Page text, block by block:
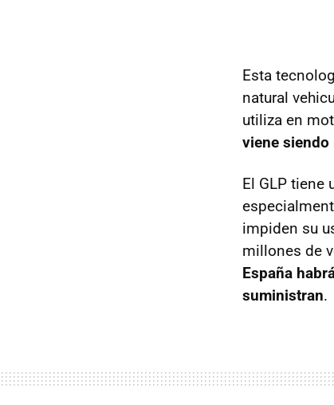
Esta
natural
utiliza en
viene
El GLP tiene
impiden su
millones de
España
suministran.